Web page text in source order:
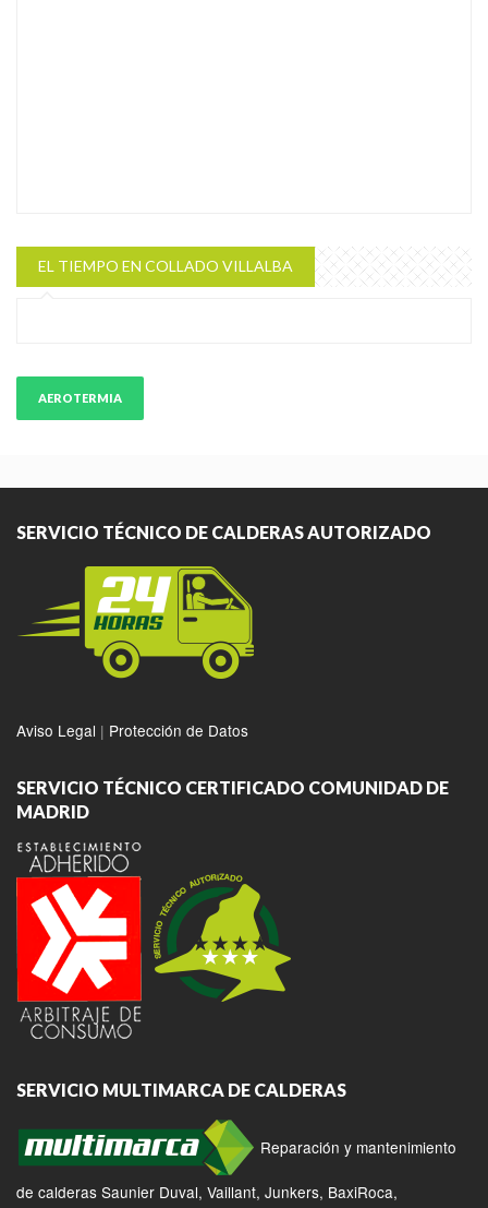
EL TIEMPO EN COLLADO VILLALBA
AEROTERMIA
SERVICIO TÉCNICO DE CALDERAS AUTORIZADO
Aviso Legal | Protección de Datos
SERVICIO TÉCNICO CERTIFICADO COMUNIDAD DE
MADRID
SERVICIO MULTIMARCA DE CALDERAS
Reparación y mantenimiento
de calderas Saunier Duval, Vaillant, Junkers, BaxiRoca,